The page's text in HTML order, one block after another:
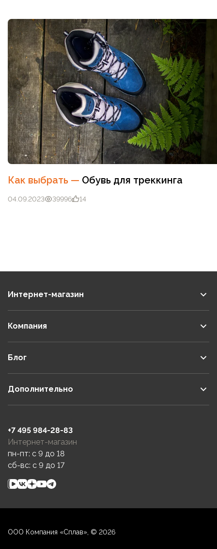
Как выбрать — Обувь для треккинга
04.09.2023 39996 14
Интернет-магазин
Компания
Блог
Дополнительно
+7 495 984-28-83
Интернет-магазин
пн-пт: c 9 до 18
сб-вс: c 9 до 17
ООО Компания «Сплав», © 2026